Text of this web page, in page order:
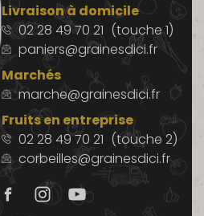
Livraison à domicile
02 28 49 70 21 (touche 1)
paniers@grainesdici.fr
Marchés
marche@grainesdici.fr
Fruits en entreprise
02 28 49 70 21 (touche 2)
corbeilles@grainesdici.fr